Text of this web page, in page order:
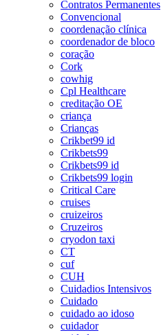
Contratos Permanentes
Convencional
coordenação clínica
coordenador de bloco
coração
Cork
cowhig
Cpl Healthcare
creditação OE
criança
Crianças
Crikbet99 id
Crikbets99
Crikbets99 id
Crikbets99 login
Critical Care
cruises
cruizeiros
Cruzeiros
cryodon taxi
CT
cuf
CUH
Cuidadios Intensivos
Cuidado
cuidado ao idoso
cuidador